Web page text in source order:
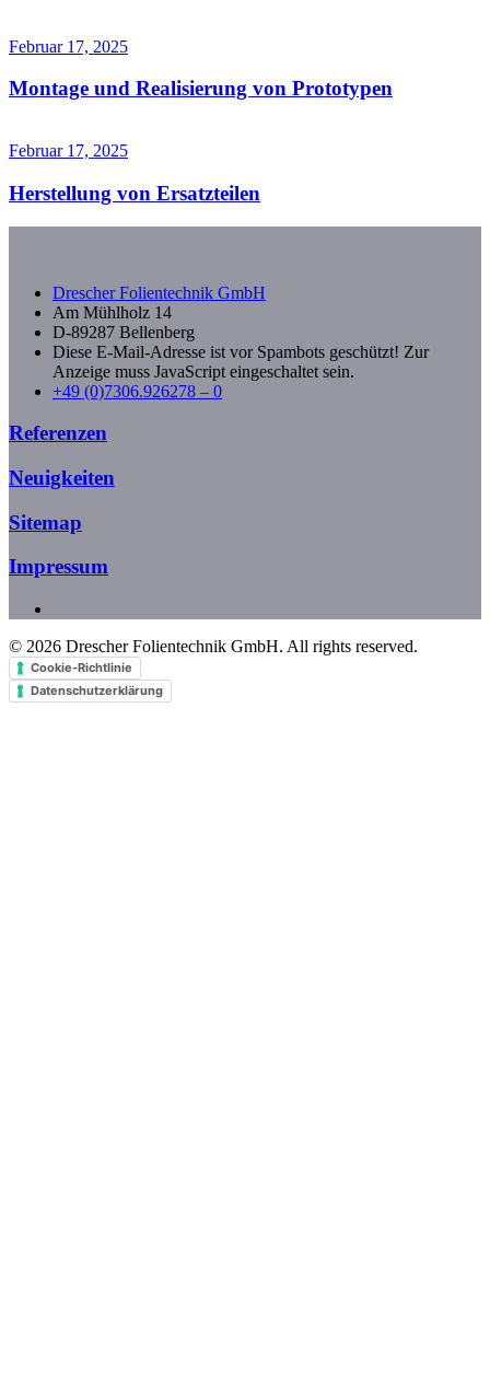
Februar 17, 2025
Montage und Realisierung von Prototypen
Februar 17, 2025
Herstellung von Ersatzteilen
Drescher Folientechnik GmbH
Am Mühlholz 14
D-89287 Bellenberg
Diese E-Mail-Adresse ist vor Spambots geschützt! Zur
Anzeige muss JavaScript eingeschaltet sein.
+49 (0)7306.926278 – 0
Referenzen
Neuigkeiten
Sitemap
Impressum
© 2026 Drescher Folientechnik GmbH. All rights reserved.
Cookie-Richtlinie
Datenschutzerklärung